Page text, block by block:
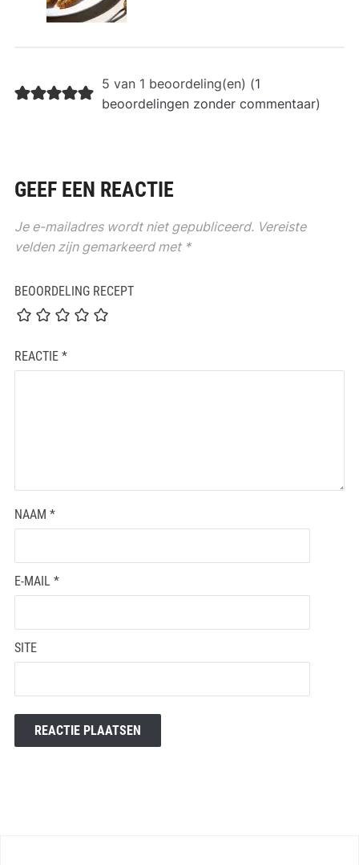
5 van 1 beoordeling(en) (1
beoordelingen zonder commentaar)
GEEF EEN REACTIE
Je e-mailadres wordt niet gepubliceerd. Vereiste
velden zijn gemarkeerd met *
BEOORDELING RECEPT
REACTIE *
NAAM *
E-MAIL *
SITE